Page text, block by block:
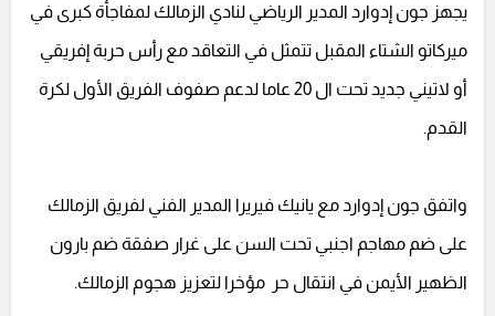
يجهز جون إدوارد المدير الرياضي لنادي الزمالك لمفاجأة كبرى في
ميركاتو الشتاء المقبل تتمثل في التعاقد مع رأس حربة إفريقي
أو لاتيني جديد تحت ال 20 عاما لدعم صفوف الفريق الأول لكرة
القدم.
واتفق جون إدوارد مع يانيك فيريرا المدير الفني لفريق الزمالك
على ضم مهاجم اجنبي تحت السن على غرار صفقة ضم بارون
الظهير الأيمن في انتقال حر مؤخرا لتعزيز هجوم الزمالك.